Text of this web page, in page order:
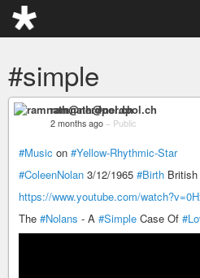
#simple
ramnath@nerdpol.ch
2 months ago – Public
#Music on #Yellow-Rhythmic-Star
#ColeenNolan 3/12/1965 #Birth
https://www.youtube.com/
The #Nolans - A #Simple Case Of